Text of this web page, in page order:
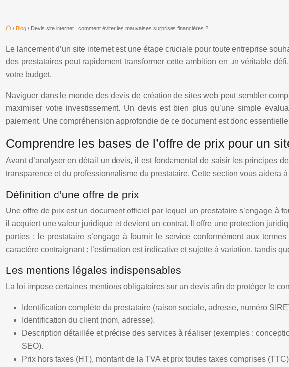
/ Blog / Devis site internet : comment éviter les mauvaises surprises financières ?
Le lancement d’un site internet est une étape cruciale pour toute entreprise
des prestataires peut rapidement transformer cette ambition en un véritable
votre budget.
Naviguer dans le monde des devis de création de sites web peut sembler
maximiser votre investissement. Un devis est bien plus qu’une simple
paiement. Une compréhension approfondie de ce document est donc
Comprendre les bases de l’offre de prix pour un
Avant d’analyser en détail un devis, il est fondamental de saisir les principes
transparence et du professionnalisme du prestataire. Cette section vous aidera
Définition d’une offre de prix
Une offre de prix est un document officiel par lequel un prestataire s’engage à
il acquiert une valeur juridique et devient un contrat. Il offre une protection
parties : le prestataire s’engage à fournir le service conformément aux
caractère contraignant : l’estimation est indicative et sujette à variation, tandis
Les mentions légales indispensables
La loi impose certaines mentions obligatoires sur un devis afin de protéger le
Identification complète du prestataire (raison sociale, adresse, numéro
Identification du client (nom, adresse).
Description détaillée et précise des services à réaliser (exemples :
SEO).
Prix hors taxes (HT), montant de la TVA et prix toutes taxes comprises